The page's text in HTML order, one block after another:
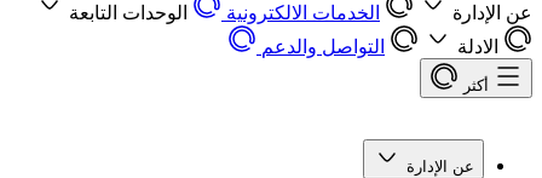
عن الإدارة
الخدمات الالكترونية
الوحدات التابعة
الادلة
التواصل والدعم
أكثر
عن الإدارة